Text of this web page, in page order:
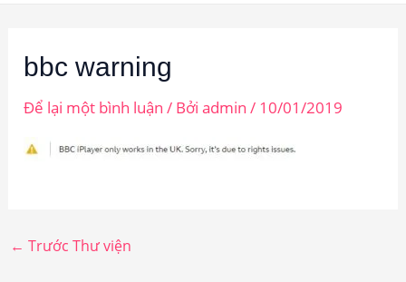
bbc warning
Để lại một bình luận / Bởiadmin/ 10/01/2019
← Trước Thư viện